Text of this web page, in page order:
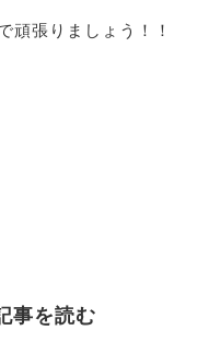
頑張りましょう！！
事を読む